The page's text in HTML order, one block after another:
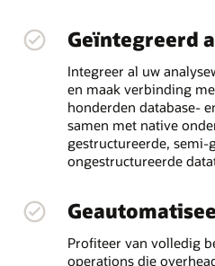
Geïntegreerd
Integreer al uw
en maak verbinding
honderden database-
samen met native
gestructureerde, semi-
ongestructureerde
Profiteer van volledig
operations die